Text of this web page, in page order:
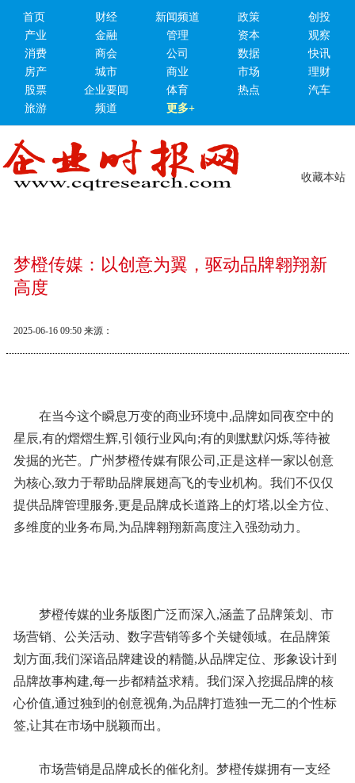
首页 财经 新闻频道 政策
创投
产业
金融 管理 资本
观察
消费
商会 公司 数据
快讯
房产
城市 商业 市场
理财
股票
企业要闻 体育 热点
汽车
旅游
频道 更多+
收藏本站
梦橙传媒：以创意为翼，驱动品牌翱翔新
高度
2025-06-16 09:50 来源：
在当今这个瞬息万变的商业环境中,品牌如同夜空中的
星辰,有的熠熠生辉,引领行业风向;有的则默默闪烁,等待被
发掘的光芒。广州梦橙传媒有限公司,正是这样一家以创意
为核心,致力于帮助品牌展翅高飞的专业机构。我们不仅仅
提供品牌管理服务,更是品牌成长道路上的灯塔,以全方位、
多维度的业务布局,为品牌翱翔新高度注入强劲动力。
梦橙传媒的业务版图广泛而深入,涵盖了品牌策划、市
场营销、公关活动、数字营销等多个关键领域。在品牌策
划方面,我们深谙品牌建设的精髓,从品牌定位、形象设计到
品牌故事构建,每一步都精益求精。我们深入挖掘品牌的核
心价值,通过独到的创意视角,为品牌打造独一无二的个性标
签,让其在市场中脱颖而出。
市场营销是品牌成长的催化剂。梦橙传媒拥有一支经